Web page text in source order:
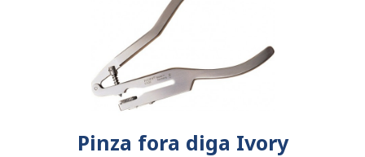
Pinza fora diga Ivory